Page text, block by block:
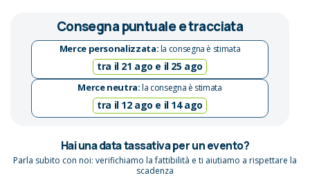
Consegna puntuale e tracciata
Merce personalizzata:la consegna è stimata
tra il 21 ago e il 25 ago
Merce neutra:la consegna è stimata
tra il 12 ago e il 14 ago
Hai una data tassativa per un evento?
Parla subito con noi: verifichiamo la fattibilità e ti aiutiamo a rispettare la
scadenza